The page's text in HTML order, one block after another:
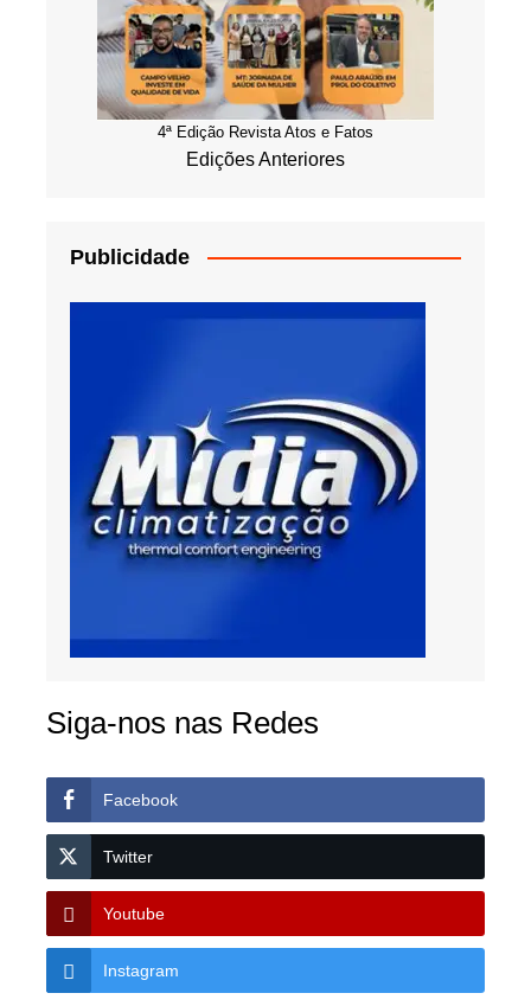
4ª Edição Revista Atos e Fatos
Edições Anteriores
Publicidade
Siga-nos nas Redes
Facebook
Twitter
Youtube
Instagram